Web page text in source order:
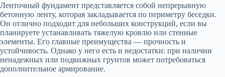
Ленточный фундамент представляется собой непрерывную
бетонную ленту, которая закладывается по периметру беседки.
Он отлично подходит для небольших конструкций, если вы
планируете устанавливать тяжелую кровлю или стенные
элементы. Его главные преимущества — прочность и
устойчивость. Однако у него есть и недостатки: при наличии
ненадежных или подвижных грунтов может потребоваться
дополнительное армирование.